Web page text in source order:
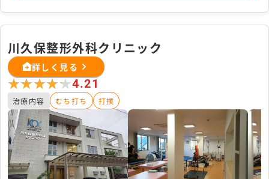
川久保整形外科クリニック
詳しく見る
★★★★★
★★★★★4.21
治療内容 むち打ち 打撲